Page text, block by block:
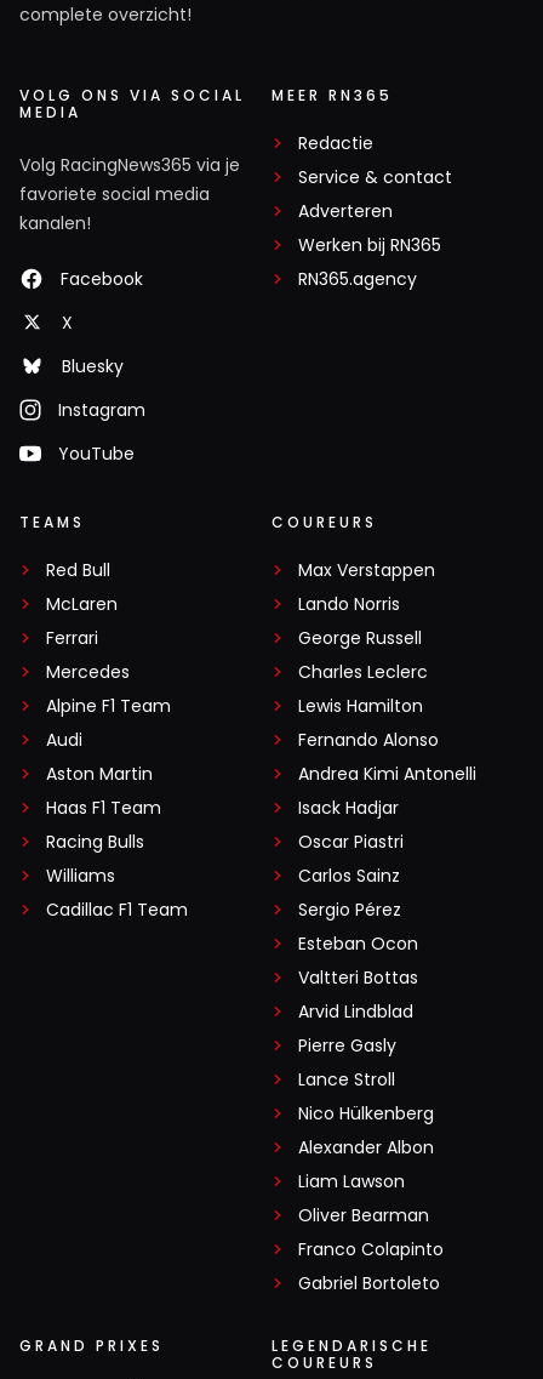
complete overzicht!
VOLG ONS VIA SOCIAL
MEDIA
Volg RacingNews365 via je
favoriete social media
kanalen!
Facebook
X
Bluesky
Instagram
YouTube
MEER RN365
Redactie
Service & contact
Adverteren
Werken bij RN365
RN365.agency
TEAMS
Red Bull
McLaren
Ferrari
Mercedes
Alpine F1 Team
Audi
Aston Martin
Haas F1 Team
Racing Bulls
Williams
Cadillac F1 Team
COUREURS
Max Verstappen
Lando Norris
George Russell
Charles Leclerc
Lewis Hamilton
Fernando Alonso
Andrea Kimi Antonelli
Isack Hadjar
Oscar Piastri
Carlos Sainz
Sergio Pérez
Esteban Ocon
Valtteri Bottas
Arvid Lindblad
Pierre Gasly
Lance Stroll
Nico Hülkenberg
Alexander Albon
Liam Lawson
Oliver Bearman
Franco Colapinto
Gabriel Bortoleto
GRAND PRIXES
LEGENDARISCHE
COUREURS